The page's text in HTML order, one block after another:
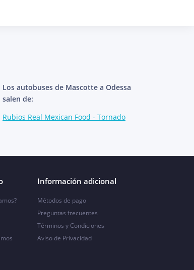
Los autobuses de Mascotte a Odessa
salen de:
Rubios Real Mexican Food - Tornado
Información adicional
Métodos de pago
Preguntas frecuentes
Términos y Condiciones
Aviso de Privacidad